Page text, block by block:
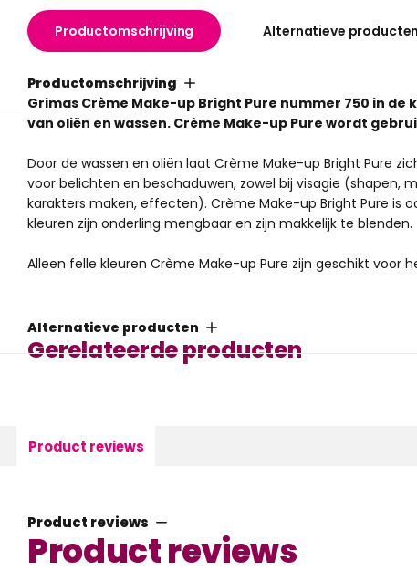
Productomschrijving Alternatieve producten
Productomschrijving
Grimas Crème Make-up Bright Pure nummer 750 in
van oliën en wassen. Crème Make-up Pure wordt
Door de wassen en oliën laat Crème Make-up Bright Pure
voor belichten en beschaduwen, zowel bij visagie (shapen,
karakters maken, effecten). Crème Make-up Bright Pure is
kleuren zijn onderling mengbaar en zijn makkelijk te blenden.
Alleen felle kleuren Crème Make-up Pure zijn geschikt voor
Pure betekent dat het betreffende product geen
halogeen organische verbindingen bevat.
ongeparfumeerd.
Alternatieve producten
Gerelateerde producten
Product reviews
Product reviews
Product reviews